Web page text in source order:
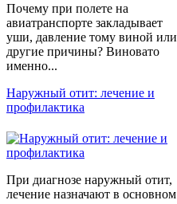
Почему при полете на
авиатранспорте закладывает
уши, давление тому виной или
другие причины? Виновато
именно...
Наружный отит: лечение и
профилактика
При диагнозе наружный отит,
лечение назначают в основном